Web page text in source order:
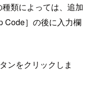
類によっては、追加
Code］の後に入力欄
ンをクリックしま